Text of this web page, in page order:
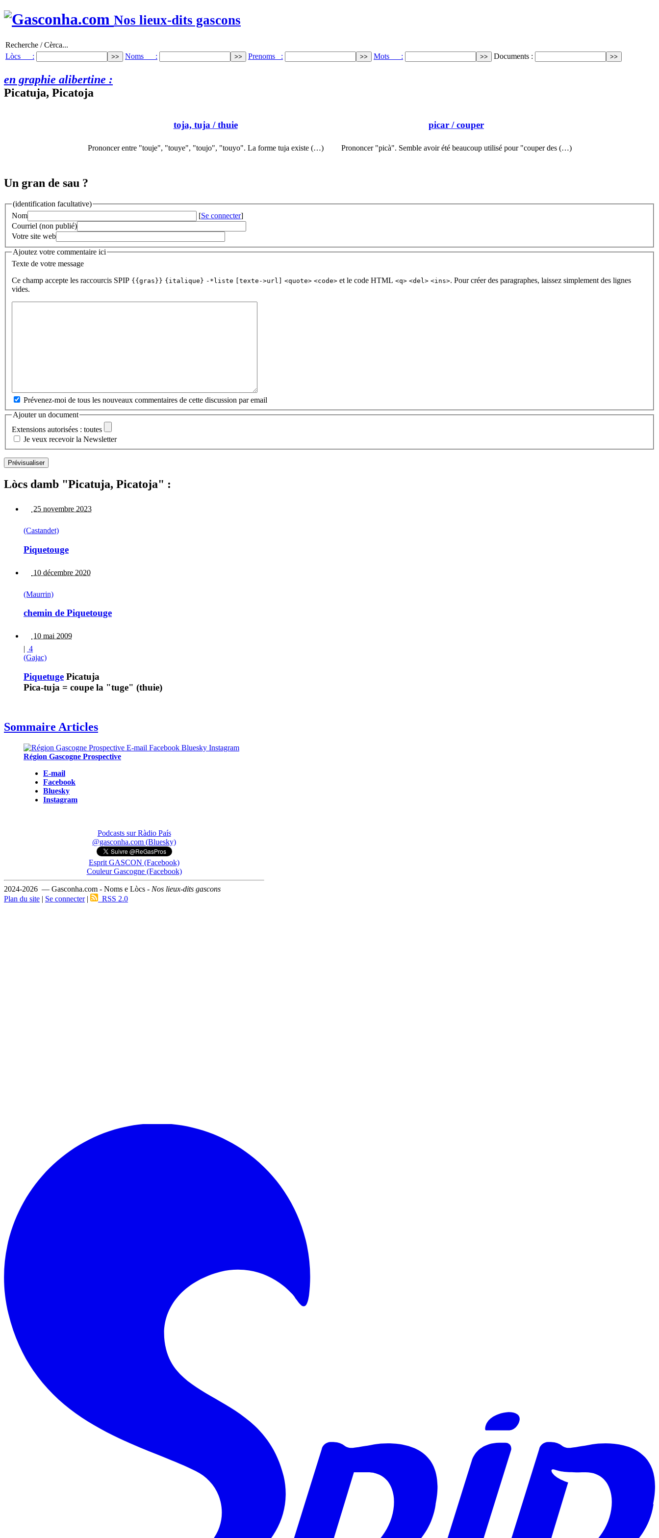
Nos lieux-dits gascons
Recherche / Cèrca...
Lòcs :
Noms : Prenoms : Mots : Documents :
en graphie alibertine :
Picatuja, Picatoja
toja, tuja/ thuie
Prononcer entre "touje", "touye", "toujo", "touyo". La forme tuja existe (…)
picar / couper
Prononcer "picà". Semble avoir été beaucoup utilisé pour "couper des (…)
Un gran de sau ?
(identification facultative)
Nom
[Se connecter]
Courriel (non publié)
Votre site web
Ajoutez votre commentaire ici
Texte de votre message
Ce champ accepte les raccourcis SPIP {{gras}} {italique} -*liste [texte->url] <quote> <code> et le code HTML <q> <del> <ins>. Pour créer des paragraphes, laissez simplement des lignes
vides.
Prévenez-moi de tous les nouveaux commentaires de cette discussion par email
Ajouter un document
Extensions autorisées : toutes
Je veux recevoir la Newsletter
Lòcs damb "Picatuja, Picatoja" :
25 novembre 2023
(Castandet)
Piquetouge
10 décembre 2020
(Maurrin)
chemin de Piquetouge
10 mai 2009
| 4
(Gajac)
Piquetuge Picatuja
Pica-tuja = coupe la "tuge" (thuie)
Sommaire Articles
Région Gascogne Prospective
E-mail
Facebook
Bluesky
Instagram
Podcasts sur Ràdio País
@gasconha.com (Bluesky)
Esprit GASCON (Facebook)
Couleur Gascogne (Facebook)
2024-2026 — Gasconha.com - Noms e Lòcs - Nos lieux-dits gascons
Plan du site | Se connecter| RSS 2.0